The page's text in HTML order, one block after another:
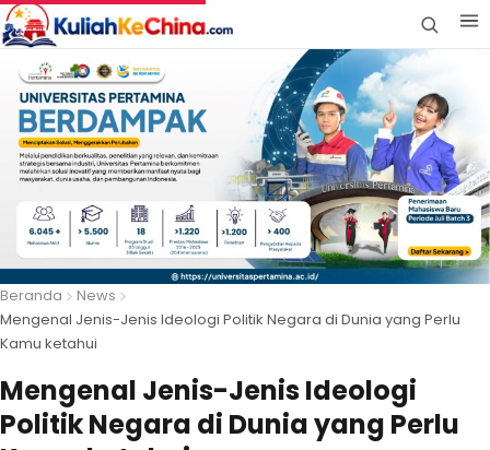
Beranda
News
Mengenal Jenis-Jenis Ideologi Politik Negara di Dunia yang Perlu
Kamu ketahui
Mengenal Jenis-Jenis Ideologi
Politik Negara di Dunia yang Perlu